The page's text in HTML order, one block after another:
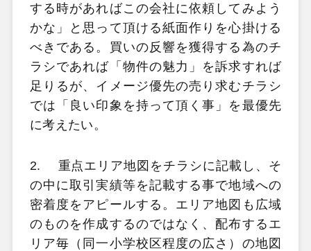
する時があればこの会社に依頼してみよう
かな」と思って頂ける紙面作りを心掛ける
べきである。買いの反響を獲得する為のチ
ラシであれば「物件の魅力」を訴求すれば
足りるが、イメージ優先の売り求むチラシ
では「良い印象を持って頂く事」を最優先
に考えたい。
2.
重点エリア地図をチラシに記載し、そ
の中に取引実績等を記載する事で地域への
密着度をアピールする。エリア地図も広域
のものを作成するのではなく、配布するエ
リア毎（同一小学校区程度の広さ）の地図